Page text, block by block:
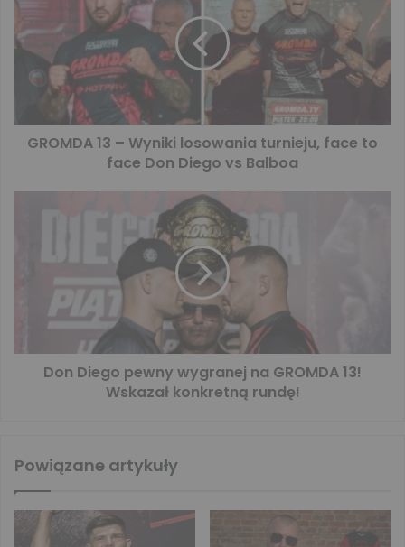
GROMDA 13 – Wyniki losowania turnieju, face to
face Don Diego vs Balboa
Don Diego pewny wygranej na GROMDA 13!
Wskazał konkretną rundę!
Powiązane artykuły